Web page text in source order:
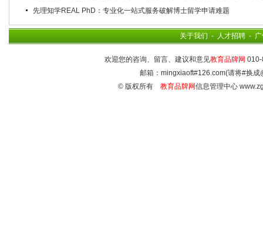
先理知学REAL PhD：专业化一站式服务破解博士留学申请难题
关于我们 - 人才招聘 -
欢迎您的咨询、留言、建议和意见教育品牌网
邮箱：mingxiaoft#126.com(请将#换
© 版权所有 教育品牌网信息管理中心